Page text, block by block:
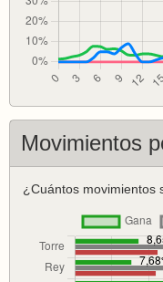
Movimientos
¿Cuántos movimientos